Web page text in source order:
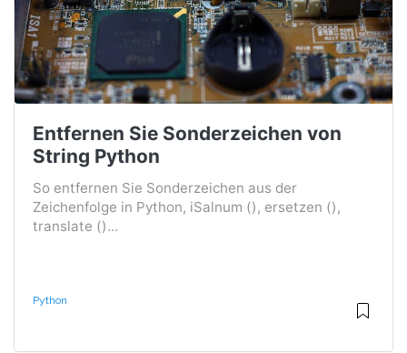
Entfernen Sie Sonderzeichen von
String Python
So entfernen Sie Sonderzeichen aus der
Zeichenfolge in Python, iSalnum (), ersetzen (),
translate ()...
Python